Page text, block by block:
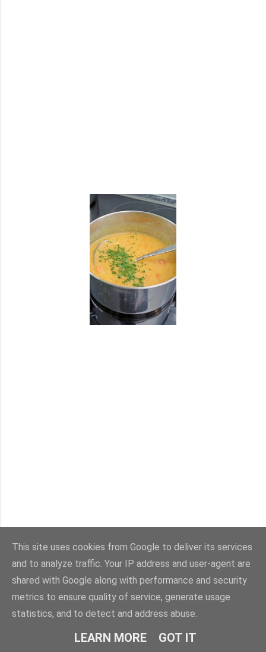
This site uses cookies from Google to deliver its services
and to analyze traffic. Your IP address and user-agent are
shared with Google along with performance and security
metrics to ensure quality of service, generate usage
statistics, and to detect and address abuse.
LEARN MORE GOT IT